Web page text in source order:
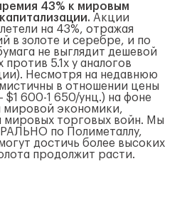
43% к мировым
Акции
на 43%, отражая
в золоте и серебре, и по
не выглядит дешевой
против 5.1x у аналогов
Несмотря на недавнюю
в отношении цены
$1 600-1 650/унц.) на фоне
мировой экономики,
мировых торговых войн. Мы
по Полиметаллу,
достичь более высоких
продолжит расти.